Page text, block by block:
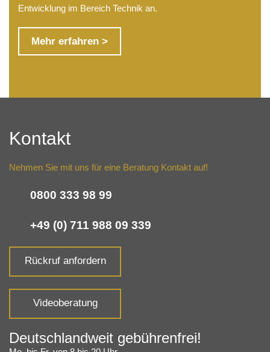
Entwicklung im Bereich Technik an.
Mehr erfahren >
Kontakt
Nehmen Sie mit uns für eine Beratung Kontakt auf!
0800 333 98 99
+49 (0) 711 988 09 339
Rückruf anfordern
Videoberatung
Deutschlandweit gebührenfrei!